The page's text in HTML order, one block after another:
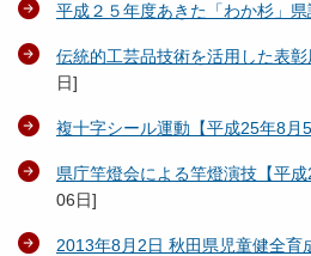
平成２５年度あきた「わか杉」県
伝統的工芸品技術を活用した表
日]
複十字シール運動【平成25年8月5
県庁竿燈会による竿燈演技【平成
06日]
2013年8月2日 秋田県児童健全育